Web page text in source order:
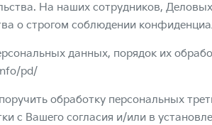
На наших сотрудников,
о строгом соблюдении
данных, порядок их
pd/
обработку персональных
с Вашего согласия и/или в